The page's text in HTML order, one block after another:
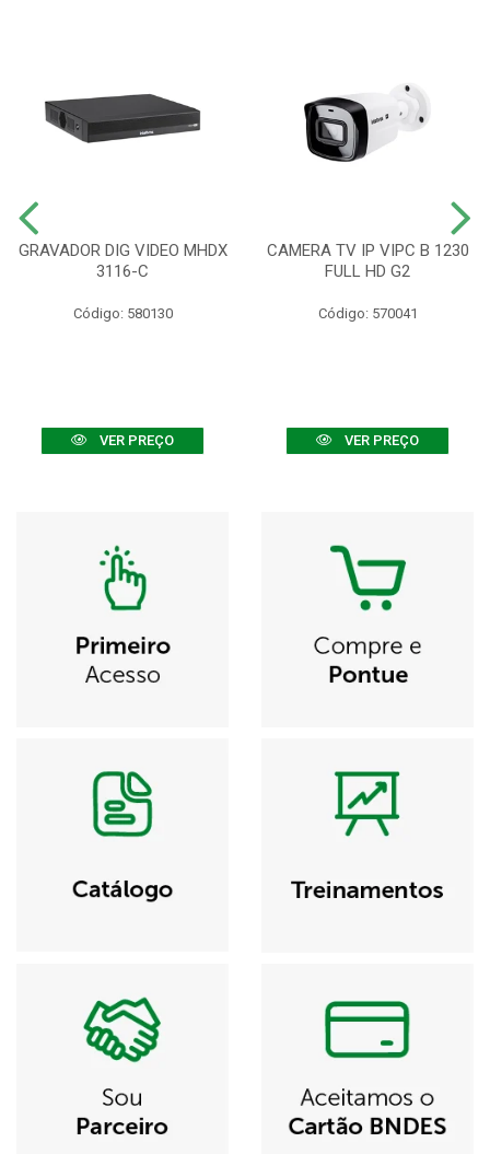
GRAVADOR DIG VIDEO MHDX
3116-C
Código: 580130
VER PREÇO
CAMERA TV IP VIPC B 1230
FULL HD G2
Código: 570041
VER PREÇO